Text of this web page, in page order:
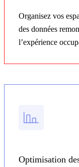
Organisez vos
des données
l’expérience
Optimisation